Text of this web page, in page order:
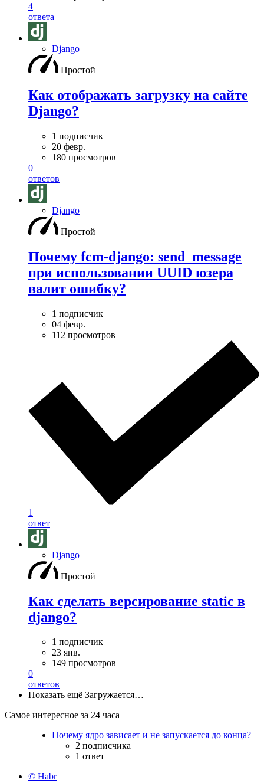
4
ответа
Django
Простой
Как отображать загрузку на сайте
Django?
1 подписчик
20 февр.
180 просмотров
0
ответов
Django
Простой
Почему fcm-django: send_message
при использовании UUID юзера
валит ошибку?
1 подписчик
04 февр.
112 просмотров
1
ответ
Django
Простой
Как сделать версирование static в
django?
1 подписчик
23 янв.
149 просмотров
0
ответов
Показать ещё Загружается…
Самое интересное за 24 часа
Почему ядро зависает и не запускается до конца?
2 подписчика
1 ответ
© Habr